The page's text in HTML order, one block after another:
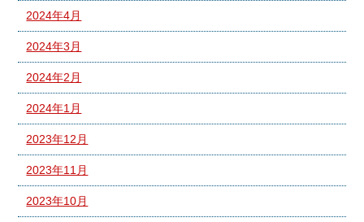
2024年4月
2024年3月
2024年2月
2024年1月
2023年12月
2023年11月
2023年10月